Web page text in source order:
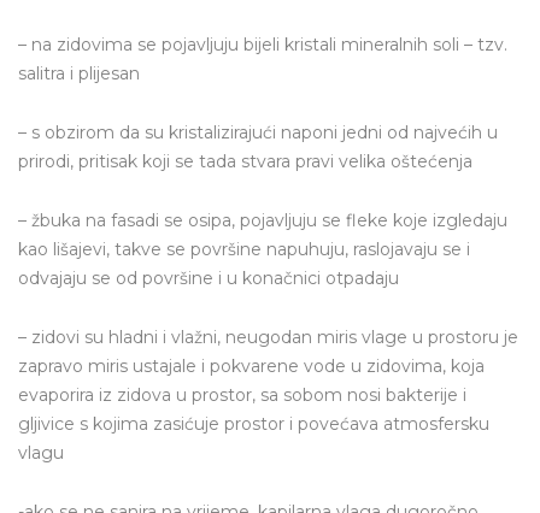
– na zidovima se pojavljuju bijeli kristali mineralnih soli – tzv.
salitra i plijesan
– s obzirom da su kristalizirajući naponi jedni od najvećih u
prirodi, pritisak koji se tada stvara pravi velika oštećenja
– žbuka na fasadi se osipa, pojavljuju se fleke koje izgledaju
kao lišajevi, takve se površine napuhuju, raslojavaju se i
odvajaju se od površine i u konačnici otpadaju
– zidovi su hladni i vlažni, neugodan miris vlage u prostoru je
zapravo miris ustajale i pokvarene vode u zidovima, koja
evaporira iz zidova u prostor, sa sobom nosi bakterije i
gljivice s kojima zasićuje prostor i povećava atmosfersku
vlagu